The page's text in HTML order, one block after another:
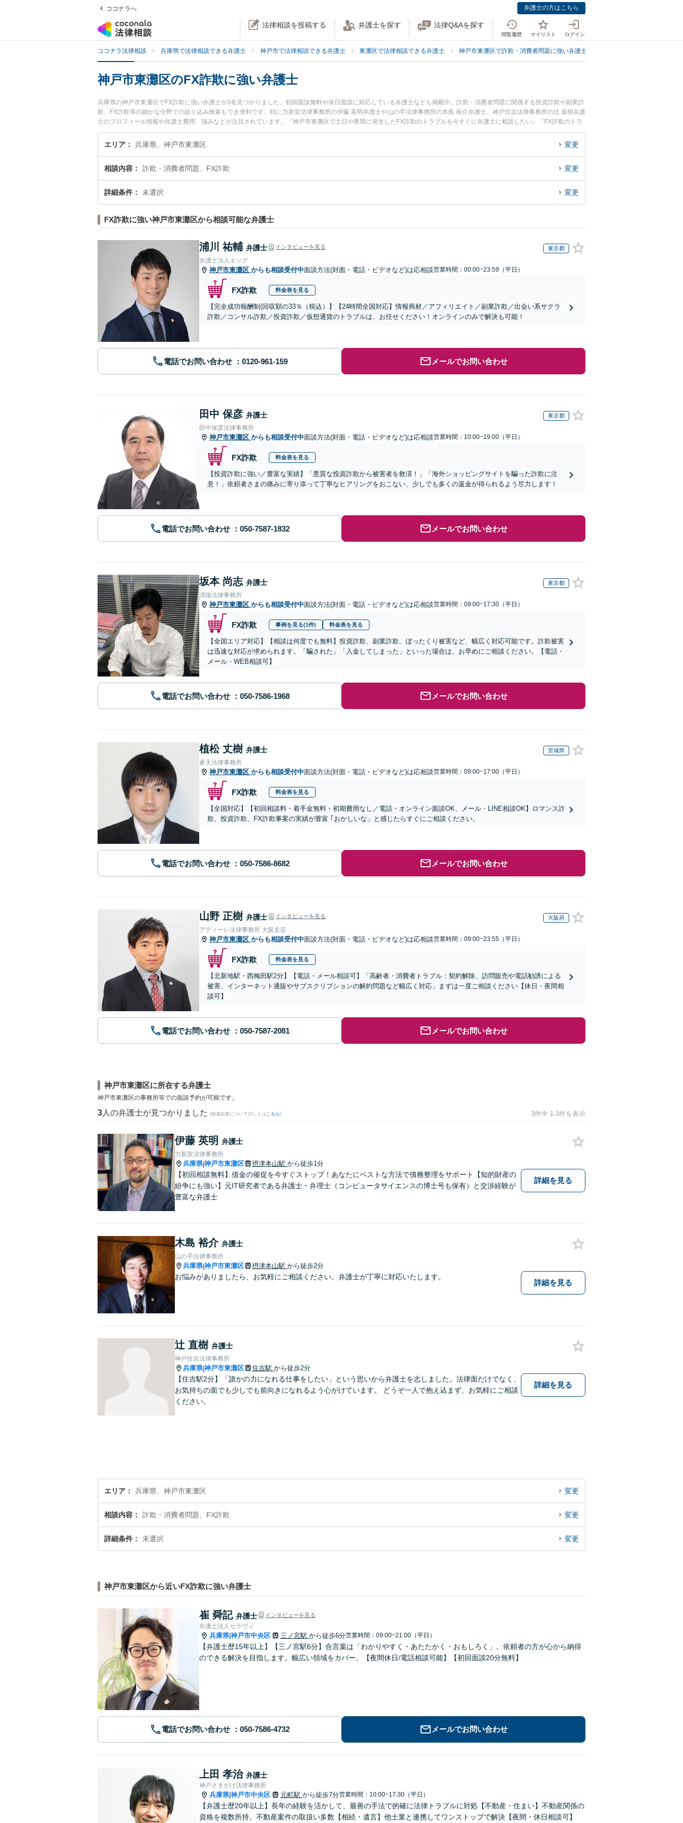
ココナラへ 弁護士の方はこちら
法律相談を投稿する 弁護士を探す 法律Q&Aを探す
閲覧履歴 マイリスト ログイン
ココナラ法律相談 兵庫県で法律相談できる弁護士 神戸市で法律相談できる弁護士 東灘区で法律相談できる弁護士 神戸市東灘区で詐欺・消費者問題に強い弁護士
神戸市東灘区のFX詐欺に強い弁護士
兵庫県の神戸市東灘区でFX詐欺に強い弁護士が3名見つかりました。初回面談無料や休日面談に対応している弁護士なども掲載中。詐欺・消費者問題に関係する投資詐欺や副業詐
欺、FX詐欺等の細かな分野での絞り込み検索もでき便利です。特に力新堂法律事務所の伊藤 英明弁護士や山の手法律事務所の木島 裕介弁護士、神戸住吉法律事務所の辻 直樹弁護
士のプロフィール情報や弁護士費用、強みなどが注目されています。『神戸市東灘区で土日や夜間に発生したFX詐欺のトラブルを今すぐに弁護士に相談したい』『FX詐欺のトラ
ブル解決の実績豊富な近くの弁護士を検索したい』『初回相談無料でFX詐欺を法律相談できる神戸市東灘区内の弁護士に相談予約したい』などでお困りの相談者さんにおすすめ
です。
エリア 兵庫県、神戸市東灘区 変更
相談内容 詐欺・消費者問題、FX詐欺 変更
詳細条件 未選択 変更
FX詐欺に強い神戸市東灘区から相談可能な弁護士
浦川 祐輔 弁護士 インタビューを見る 東京都
弁護士法人エッグ
神戸市東灘区 からも相談受付中面談方法(対面・電話・ビデオなど)は応相談営業時間：00:00~23:59（平日）
FX詐欺 料金表を見る
【完全成功報酬制(回収額の33％（税込）】【24時間全国対応】情報商材／アフィリエイト／副業詐欺／出会い系サクラ
詐欺／コンサル詐欺／投資詐欺／仮想通貨のトラブルは、お任せください！オンラインのみで解決も可能！
電話でお問い合わせ メールでお問い合わせ
田中 保彦 弁護士 東京都
田中保彦法律事務所
神戸市東灘区 からも相談受付中面談方法(対面・電話・ビデオなど)は応相談営業時間：10:00~19:00（平日）
FX詐欺 料金表を見る
【投資詐欺に強い／豊富な実績】「悪質な投資詐欺から被害者を救済！」「海外ショッピングサイトを騙った詐欺に注
意！」依頼者さまの痛みに寄り添って丁寧なヒアリングをおこない、少しでも多くの返金が得られるよう尽力します！
電話でお問い合わせ メールでお問い合わせ
坂本 尚志 弁護士 東京都
清陵法律事務所
神戸市東灘区 からも相談受付中面談方法(対面・電話・ビデオなど)は応相談営業時間：09:00~17:30（平日）
FX詐欺 事例を見る(1件) 料金表を見る
【全国エリア対応】【相談は何度でも無料】投資詐欺、副業詐欺、ぼったくり被害など、幅広く対応可能です。詐欺被害
は迅速な対応が求められます。「騙された」「入金してしまった」といった場合は、お早めにご相談ください。【電話・
メール・WEB相談可】
電話でお問い合わせ メールでお問い合わせ
植松 丈樹 弁護士 宮城県
蒼天法律事務所
神戸市東灘区 からも相談受付中面談方法(対面・電話・ビデオなど)は応相談営業時間：09:00~17:00（平日）
FX詐欺 料金表を見る
【全国対応】【初回相談料・着手金無料・初期費用なし／電話・オンライン面談OK、メール・LINE相談OK】ロマンス詐
欺、投資詐欺、FX詐欺事案の実績が豊富 ｢おかしいな」と感じたらすぐにご相談ください。
電話でお問い合わせ メールでお問い合わせ
山野 正樹 弁護士 インタビューを見る 大阪府
アディーレ法律事務所 大阪支店
神戸市東灘区 からも相談受付中面談方法(対面・電話・ビデオなど)は応相談営業時間：09:00~23:55（平日）
FX詐欺 料金表を見る
【北新地駅・西梅田駅2分】【電話・メール相談可】「高齢者・消費者トラブル：契約解除、訪問販売や電話勧誘による
被害、インターネット通販やサブスクリプションの解約問題など幅広く対応」まずは一度ご相談ください【休日・夜間相
談可】
電話でお問い合わせ メールでお問い合わせ
神戸市東灘区に所在する弁護士
神戸市東灘区の事務所等での面談予約が可能です。
3 人の弁護士が見つかりました (検索結果について詳しくは こちら) 3件中 1-3件を表示
伊藤 英明 弁護士
力新堂法律事務所
兵庫県|神戸市東灘区 摂津本山駅 から徒歩1分
【初回相談無料】借金の催促を今すぐストップ！あなたにベストな方法で債務整理をサポート【知的財産の
紛争にも強い】元IT研究者である弁護士・弁理士（コンピュータサイエンスの博士号も保有）と交渉経験が
豊富な弁護士
詳細を見る
木島 裕介 弁護士
山の手法律事務所
兵庫県|神戸市東灘区 摂津本山駅 から徒歩2分
お悩みがありましたら、お気軽にご相談ください。弁護士が丁寧に対応いたします。
詳細を見る
辻 直樹 弁護士
神戸住吉法律事務所
兵庫県|神戸市東灘区 住吉駅 から徒歩2分
【住吉駅2分】「誰かの力になれる仕事をしたい」という思いから弁護士を志しました。法律面だけでなく、
お気持ちの面でも少しでも前向きになれるよう心がけています。 どうぞ一人で抱え込まず、お気軽にご相談
ください。
詳細を見る
エリア 兵庫県、神戸市東灘区 変更
相談内容 詐欺・消費者問題、FX詐欺 変更
詳細条件 未選択 変更
神戸市東灘区から近いFX詐欺に強い弁護士
崔 舜記 弁護士 インタビューを見る
弁護士法人セラヴィ
兵庫県|神戸市中央区 三ノ宮駅 から徒歩6分営業時間：09:00~21:00（平日）
【弁護士歴15年以上】【三ノ宮駅6分】合言葉は「わかりやすく・あたたかく・おもしろく」。依頼者の方が心から納得
のできる解決を目指します。幅広い領域をカバー。【夜間休日/電話相談可能】【初回面談20分無料】
電話でお問い合わせ メールでお問い合わせ
上田 孝治 弁護士
神戸さきがけ法律事務所
兵庫県|神戸市中央区 元町駅 から徒歩7分営業時間：10:00~17:30（平日）
【弁護士歴20年以上】長年の経験を活かして、最善の手法で的確に法律トラブルに対処【不動産・住まい】不動産関係の
資格を複数所持。不動産案件の取扱い多数【相続・遺言】他士業と連携してワンストップで解決【夜間・休日相談可】